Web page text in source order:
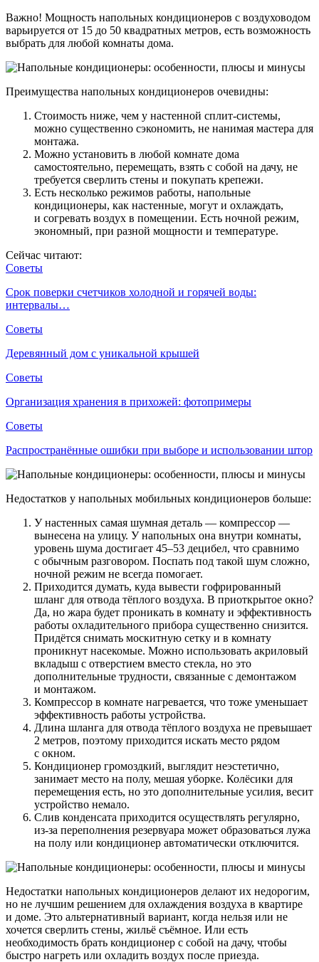
Важно! Мощность напольных кондиционеров с воздуховодом
варьируется от 15 до 50 квадратных метров, есть возможность
выбрать для любой комнаты дома.
Преимущества напольных кондиционеров очевидны:
Стоимость ниже, чем у настенной сплит-системы,
можно существенно сэкономить, не нанимая мастера для
монтажа.
Можно установить в любой комнате дома
самостоятельно, перемещать, взять с собой на дачу, не
требуется сверлить стены и покупать крепежи.
Есть несколько режимов работы, напольные
кондиционеры, как настенные, могут и охлаждать,
и согревать воздух в помещении. Есть ночной режим,
экономный, при разной мощности и температуре.
Сейчас читают:
Советы
Срок поверки счетчиков холодной и горячей воды:
интервалы…
Советы
Деревянный дом с уникальной крышей
Советы
Организация хранения в прихожей: фотопримеры
Советы
Распространённые ошибки при выборе и использовании штор
Недостатков у напольных мобильных кондиционеров больше:
У настенных самая шумная деталь — компрессор —
вынесена на улицу. У напольных она внутри комнаты,
уровень шума достигает 45–53 децибел, что сравнимо
с обычным разговором. Поспать под такой шум сложно,
ночной режим не всегда помогает.
Приходится думать, куда вывести гофрированный
шланг для отвода тёплого воздуха. В приоткрытое окно?
Да, но жара будет проникать в комнату и эффективность
работы охладительного прибора существенно снизится.
Придётся снимать москитную сетку и в комнату
проникнут насекомые. Можно использовать акриловый
вкладыш с отверстием вместо стекла, но это
дополнительные трудности, связанные с демонтажом
и монтажом.
Компрессор в комнате нагревается, что тоже уменьшает
эффективность работы устройства.
Длина шланга для отвода тёплого воздуха не превышает
2 метров, поэтому приходится искать место рядом
с окном.
Кондиционер громоздкий, выглядит неэстетично,
занимает место на полу, мешая уборке. Колёсики для
перемещения есть, но это дополнительные усилия, весит
устройство немало.
Слив конденсата приходится осуществлять регулярно,
из-за переполнения резервуара может образоваться лужа
на полу или кондиционер автоматически отключится.
Недостатки напольных кондиционеров делают их недорогим,
но не лучшим решением для охлаждения воздуха в квартире
и доме. Это альтернативный вариант, когда нельзя или не
хочется сверлить стены, жильё съёмное. Или есть
необходимость брать кондиционер с собой на дачу, чтобы
быстро нагреть или охладить воздух после приезда.